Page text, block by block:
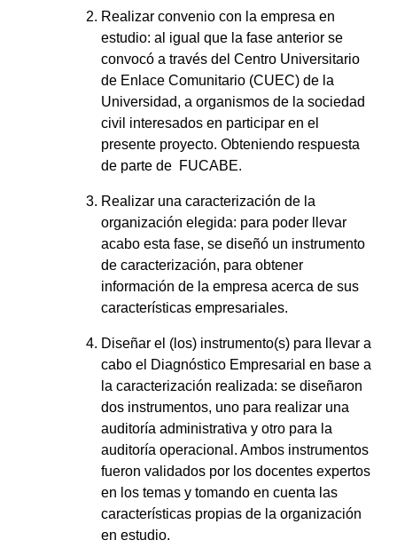
Realizar convenio con la empresa en
estudio: al igual que la fase anterior se
convocó a través del Centro Universitario
de Enlace Comunitario (CUEC) de la
Universidad, a organismos de la sociedad
civil interesados en participar en el
presente proyecto. Obteniendo respuesta
de parte de FUCABE.
Realizar una caracterización de la
organización elegida: para poder llevar
acabo esta fase, se diseñó un instrumento
de caracterización, para obtener
información de la empresa acerca de sus
características empresariales.
Diseñar el (los) instrumento(s) para llevar a
cabo el Diagnóstico Empresarial en base a
la caracterización realizada: se diseñaron
dos instrumentos, uno para realizar una
auditoría administrativa y otro para la
auditoría operacional. Ambos instrumentos
fueron validados por los docentes expertos
en los temas y tomando en cuenta las
características propias de la organización
en estudio.